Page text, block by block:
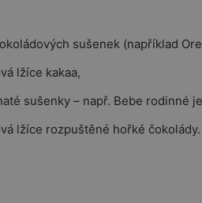
sušenek (například
lžíce kakaa,
sušenky – např. Bebe rodinné
lžíce rozpuštěné hořké čokolády.